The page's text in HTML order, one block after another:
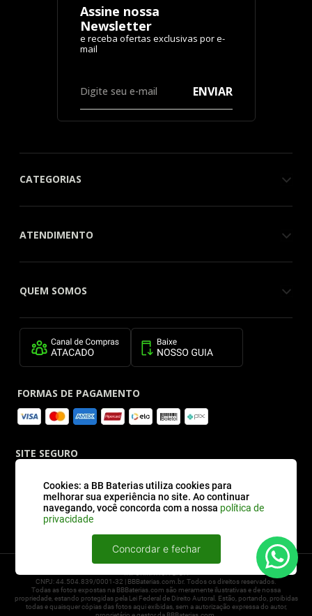
Cookies: a BB Baterias utiliza cookies para
melhorar sua experiência no site. Ao continuar
navegando, você concorda com a nossa política de
privacidade
Concordar e fechar
Assine nossa
Newsletter
ENVIAR
CATEGORIAS
ATENDIMENTO
QUEM SOMOS
FORMAS DE PAGAMENTO
SITE SEGURO
2026 © BBBaterias® é marca registrada de BB BATERIAS SOLUCOES EM ENERGIA E
INFORMATICA LTDA
CNPJ: 44.504.839/0001-32 | BBBaterias.com.br. Todos os direitos reservados.
Todas as fotos expostas na BBBaterias.com são meramente ilustrativas e de nossa
propriedade, estando protegidas pela Lei Federal de Direito Autoral. Estão, portando, proibidas
todas e quaisquer cópias das fotos aqui exibidas, sem a autorização expressa do autor,